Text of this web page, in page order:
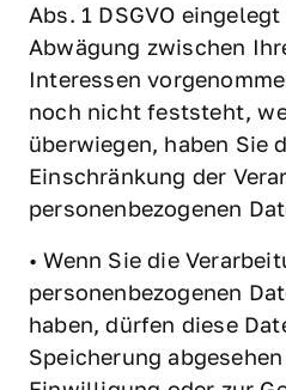
Abs. 1 DSGVO
Abwägung zwischen
Interessen
noch nicht feststeht,
überwiegen, haben Sie
Einschränkung der
personenbezogenen
• Wenn Sie die
personenbezogenen
haben, dürfen diese
Speicherung